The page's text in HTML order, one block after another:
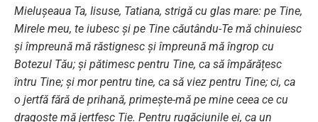
Mieluşeaua Ta, Iisuse, Tatiana, strigă cu glas mare: pe Tine,
Mirele meu, te iubesc și pe Tine căutându-Te mă chinuiesc
și împreună mă răstignesc și împreună mă îngrop cu
Botezul Tău; și pătimesc pentru Tine, ca să împărățesc
întru Tine; și mor pentru tine, ca să viez pentru Tine; ci, ca
o jertfă fără de prihană, primește-mă pe mine ceea ce cu
dragoste mă jertfesc Ție. Pentru rugăciunile ei, ca un